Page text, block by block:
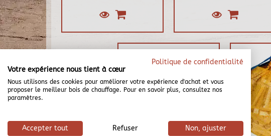
Politique de confidentialité
Votre expérience nous tient à cœur
Nous utilisons des cookies pour améliorer votre expérience d'achat et vous
proposer le meilleur bois de chauffage. Pour en savoir plus, consultez nos
paramètres.
Accepter tout Refuser Non, ajuster